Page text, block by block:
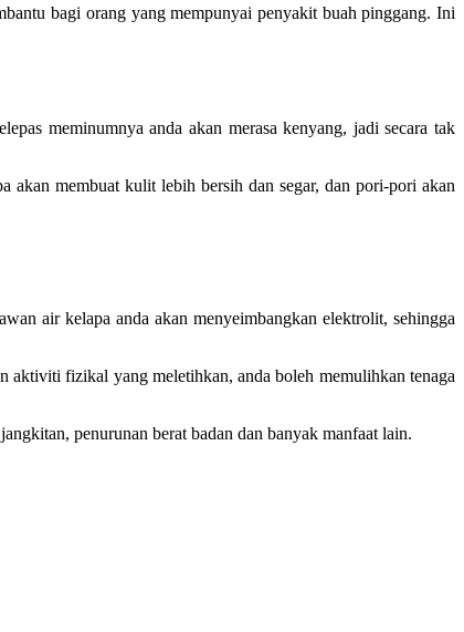
bagi orang yang mempunyai penyakit buah pinggang. Ini
meminumnya anda akan merasa kenyang, jadi secara tak
akan membuat kulit lebih bersih dan segar, dan pori-pori akan
air kelapa anda akan menyeimbangkan elektrolit, sehingga
aktiviti fizikal yang meletihkan, anda boleh memulihkan tenaga
penurunan berat badan dan banyak manfaat lain.